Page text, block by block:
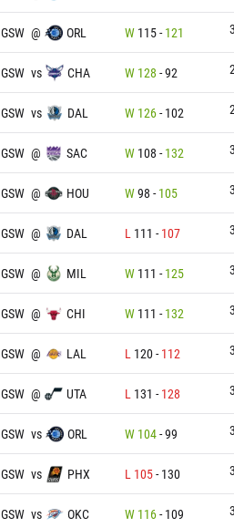
GSW @ ORL W 115- 121
GSW vs CHA W 128 -92
GSW vs DAL W 126- 102
GSW @ SAC W 108 - 132
GSW @ HOU W98 - 105
GSW @ DAL L 111 - 107
GSW @ MIL W 111 - 125
GSW @ CHI W 111 - 132
GSW @ LAL L 120- 112
GSW @ UTA L 131 - 128
GSW vs ORL W 104-99
GSW vs PHX L 105- 130
GSW vs OKC W 116- 109